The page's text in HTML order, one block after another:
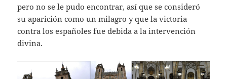
pero no se le pudo encontrar, así que se consideró
su aparición como un milagro y que la victoria
contra los españoles fue debida a la intervención
divina.